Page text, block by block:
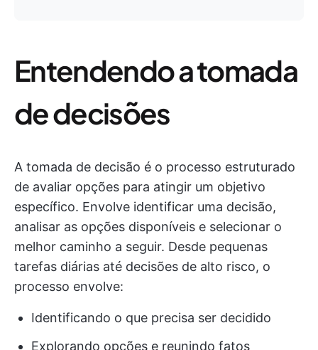
Entendendo a tomada
de decisões
A tomada de decisão é o processo estruturado
de avaliar opções para atingir um objetivo
específico. Envolve identificar uma decisão,
analisar as opções disponíveis e selecionar o
melhor caminho a seguir. Desde pequenas
tarefas diárias até decisões de alto risco, o
processo envolve:
Identificando o que precisa ser decidido
Explorando opções e reunindo fatos